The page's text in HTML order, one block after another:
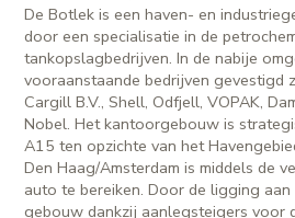
De Botlek is een haven- en
door een specialisatie in de
tankopslagbedrijven. In de nabije
vooraanstaande bedrijven gevestigd
Cargill B.V., Shell, Odfjell, VOPAK,
Nobel. Het kantoorgebouw is
A15 ten opzichte van het
Den Haag/Amsterdam is middels de
auto te bereiken. Door de ligging
gebouw dankzij aanlegsteigers voor